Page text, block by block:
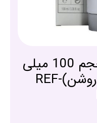
رنگ مو رف شماره 9.0 حجم 100 میلی
لیتر (بلوند طبیعی خیلی روشن)-REF